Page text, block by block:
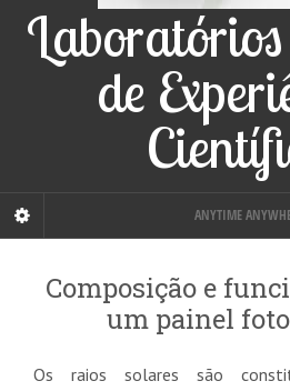
de
ANYTIME
Composição e
um painel
Os raios solares são